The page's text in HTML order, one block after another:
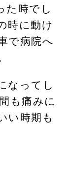
た時でし
時に動け
で病院へ
なってし
も痛みに
い時期も